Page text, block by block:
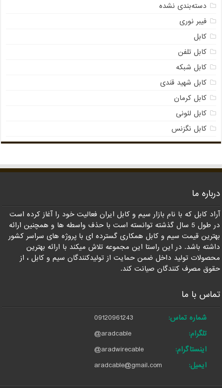
دسته‌بندی نشده
فیبر نوری
کابل
کابل تلفن
کابل شبکه
کابل شهید قندی
کابل کرمان
کابل لئونی
کابل نگزنس
درباره ما
آراد کابل که با نام بازار سیم و کابل ایران فعالیت خود را آغاز کرده است
در طول 5 سال گذشته توانسته است با حذف واسطه ها و همچنین ارائه
بهترین قیمت سیم و کابل همکاری گسترده ای با پروژه های سراسر کشور
داشته باشد. در این راستا این مجموعه تلاش میکند با ارائه بهترین
محصولات تولید داخل ضمن حمایت از تولیدکنندگان سیم و کابل ، از
حقوق مصرف کنندگان صیانت کند.
تماس با ما
شماره تماس:
09120961243
تلگرام:
@aradcable
اینستاگرام:
@aradwirecable
ایمیل:
aradcable@gmail.com